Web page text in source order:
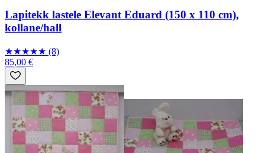
Lapitekk lastele Elevant Eduard (150 x 110 cm),
kollane/hall
★★★★★ (8)
85,00 €